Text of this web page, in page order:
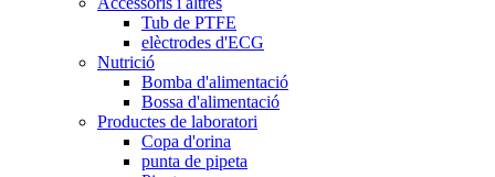
Tub de PTFE
elèctrodes d'ECG
Nutrició
Bomba d'alimentació
Bossa d'alimentació
Productes de laboratori
Copa d'orina
punta de pipeta